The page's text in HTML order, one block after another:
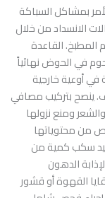
بمشاكل السباكة
الانسداد من خلال
المطبخ. القاعدة
في الحوض نهائياً
أوعية خارجية
ينصح بتركيب مصافي
ومنع نزولها
من محتوياتها
سكب كمية من
الدهون
القهوة أو قشور